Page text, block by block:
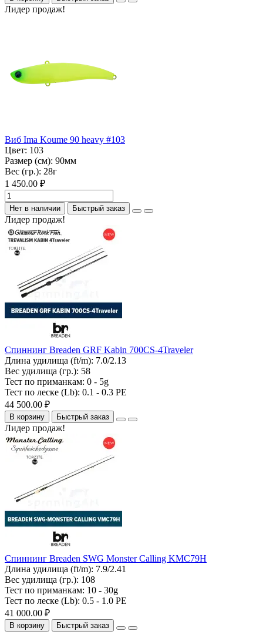
Лидер продаж!
Виб Ima Koume 90 heavy #103
Цвет: 103
Размер (см): 90мм
Вес (гр.): 28г
1 450.00 ₽
Нет в наличии Быстрый заказ
Лидер продаж!
Спиннинг Breaden GRF Kabin 700CS-4Traveler
Длина удилища (ft/m): 7.0/2.13
Вес удилища (гр.): 58
Тест по приманкам: 0 - 5g
Тест по леске (Lb): 0.1 - 0.3 PE
44 500.00 ₽
В корзину Быстрый заказ
Лидер продаж!
Спиннинг Breaden SWG Monster Calling KMC79H
Длина удилища (ft/m): 7.9/2.41
Вес удилища (гр.): 108
Тест по приманкам: 10 - 30g
Тест по леске (Lb): 0.5 - 1.0 PE
41 000.00 ₽
В корзину Быстрый заказ